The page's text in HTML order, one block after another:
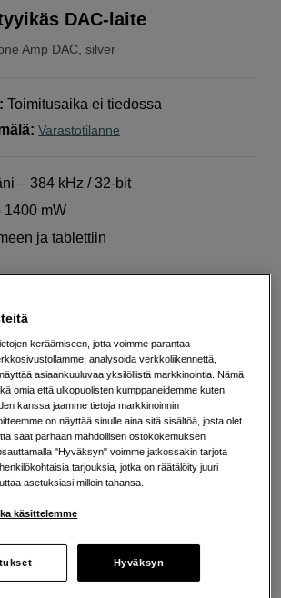
Amp DAC, silver
DAC-laite
: Toimitusaika ei tiedossa
: Varastotilanne
– 384 kHz / 32-bit
1400 mW
ja tablettiin
keräämiseen, jotta voimme parantaa
analysoida verkkoliikennettä,
asiaankuuluvaa yksilöllistä markkinointia. Nämä
omia että ulkopuolisten kumppaneidemme kuten
kanssa jaamme tietoja markkinoinnin
on näyttää sinulle aina sitä sisältöä, josta olet
saat parhaan mahdollisen ostokokemuksen
"Hyväksyn" voimme jatkossakin tarjota
tarjouksia, jotka on räätälöity juuri
asetuksiasi milloin tahansa.
käsittelemme
Hyväksyn